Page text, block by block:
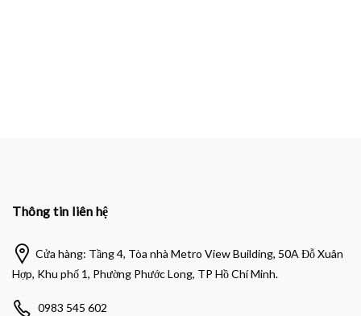
Thông tin liên hệ
Cửa hàng: Tầng 4, Tòa nhà Metro View Building, 50A Đỗ Xuân
Hợp, Khu phố 1, Phường Phước Long, TP Hồ Chí Minh.
0983 545 602